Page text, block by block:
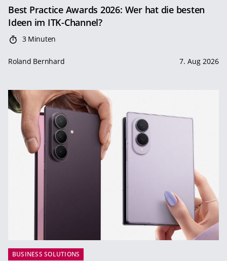
Best Practice Awards 2026: Wer hat die besten
Ideen im ITK-Channel?
3 Minuten
Roland Bernhard 7. Aug 2026
BUSINESS SOLUTIONS